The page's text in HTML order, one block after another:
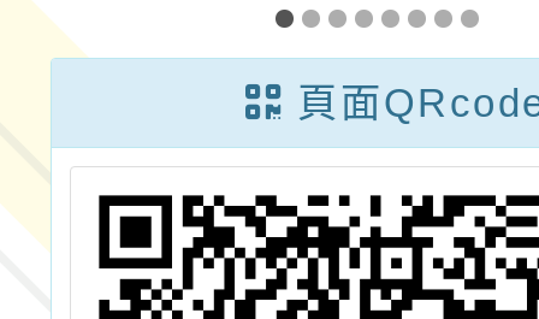
計畫」免費資訊
課程
頁面